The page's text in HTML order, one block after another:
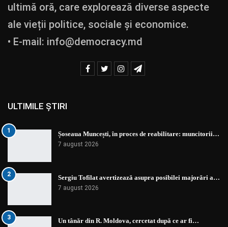
ultimă oră, care explorează diverse aspecte
ale vieții politice, sociale și economice.
• E-mail: info@democracy.md
ULTIMILE ȘTIRI
1 Șoseaua Muncești, în proces de reabilitare: muncitorii…
7 august 2026
2 Sergiu Tofilat avertizează asupra posibilei majorări a…
7 august 2026
3 Un tânăr din R. Moldova, cercetat după ce ar fi…